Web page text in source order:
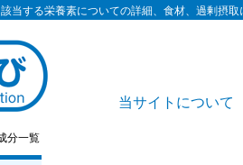
当する栄養素についての詳細、食材、過剰摂
当サイトについて
分一覧